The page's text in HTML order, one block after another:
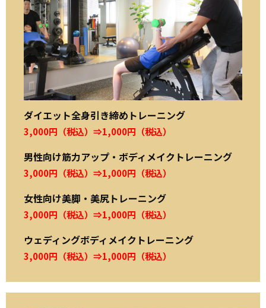
ダイエット全身引き締めトレーニング
3,000円（税込）⇒1,000円（税込）
男性向け筋力アップ・ボディメイクトレーニング
3,000円（税込）⇒1,000円（税込）
女性向け美脚・美尻トレーニング
3,000円（税込）⇒1,000円（税込）
ウェディングボディメイクトレーニング
3,000円（税込）⇒1,000円（税込）